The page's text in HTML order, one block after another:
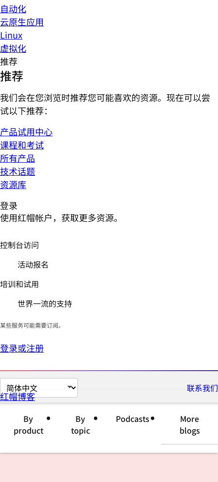
自动化
云原生应用
Linux
虚拟化
推荐
推荐
我们会在您浏览时推荐您可能喜欢的资源。现在可以尝
试以下推荐：
产品试用中心
课程和考试
所有产品
技术话题
资源库
登录
使用红帽帐户，获取更多资源。
控制台访问
活动报名
培训和试用
世界一流的支持
某些服务可能需要订阅。
登录或注册
切
换
言
联系我们
红帽博客
By
product
By
topic
Podcasts
More
blogs